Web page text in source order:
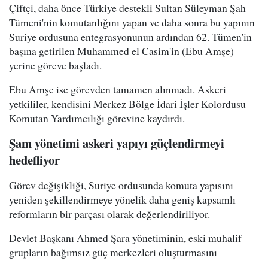
Çiftçi, daha önce Türkiye destekli Sultan Süleyman Şah
Tümeni'nin komutanlığını yapan ve daha sonra bu yapının
Suriye ordusuna entegrasyonunun ardından 62. Tümen'in
başına getirilen Muhammed el Casim'in (Ebu Amşe)
yerine göreve başladı.
Ebu Amşe ise görevden tamamen alınmadı. Askeri
yetkililer, kendisini Merkez Bölge İdari İşler Kolordusu
Komutan Yardımcılığı görevine kaydırdı.
Şam yönetimi askeri yapıyı güçlendirmeyi
hedefliyor
Görev değişikliği, Suriye ordusunda komuta yapısını
yeniden şekillendirmeye yönelik daha geniş kapsamlı
reformların bir parçası olarak değerlendiriliyor.
Devlet Başkanı Ahmed Şara yönetiminin, eski muhalif
grupların bağımsız güç merkezleri oluşturmasını